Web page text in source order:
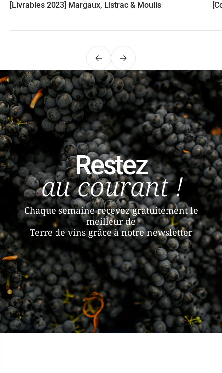
[Livrables 2023] Margaux, Listrac & Moulis
PrécédentSuivant
Restez
au courant !
Chaque semaine recevez gratuitement le
meilleur de
Terre de vins grâce à notre newsletter